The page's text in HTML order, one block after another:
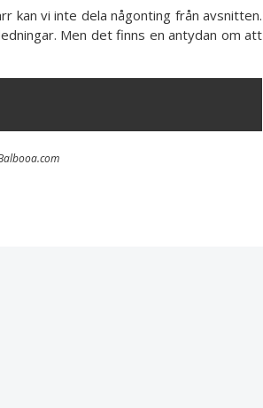
kan vi inte dela någonting från avsnitten.
Men det finns en antydan om att